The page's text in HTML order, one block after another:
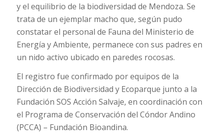
y el equilibrio de la biodiversidad de Mendoza. Se
trata de un ejemplar macho que, según pudo
constatar el personal de Fauna del Ministerio de
Energía y Ambiente, permanece con sus padres en
un nido activo ubicado en paredes rocosas.
El registro fue confirmado por equipos de la
Dirección de Biodiversidad y Ecoparque junto a la
Fundación SOS Acción Salvaje, en coordinación con
el Programa de Conservación del Cóndor Andino
(PCCA) – Fundación Bioandina.